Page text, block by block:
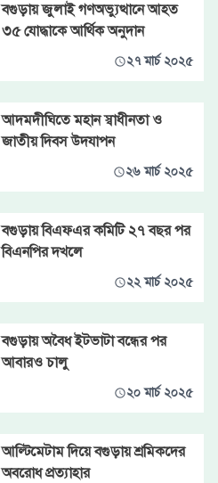
বগুড়ায় জুলাই গণঅভ্যুত্থানে আহত
৩৫ যোদ্ধাকে আর্থিক অনুদান
২৭ মার্চ ২০২৫
আদমদীঘিতে মহান স্বাধীনতা ও
জাতীয় দিবস উদযাপন
২৬ মার্চ ২০২৫
বগুড়ায় বিএফএর কমিটি ২৭ বছর পর
বিএনপির দখলে
২২ মার্চ ২০২৫
বগুড়ায় অবৈধ ইটভাটা বন্ধের পর
আবারও চালু
২০ মার্চ ২০২৫
আল্টিমেটাম দিয়ে বগুড়ায় শ্রমিকদের
অবরোধ প্রত্যাহার